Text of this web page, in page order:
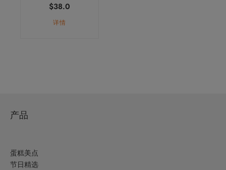
$38.0
详情
产品
蛋糕美点
节日精选